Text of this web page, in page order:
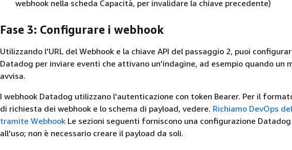
webhook nella scheda Capacità, per invalidare la chiave precedente)
Fase 3: Configurare i webhook
Utilizzando l'URL del Webhook e la chiave API del passaggio 2, puoi
Datadog per inviare eventi che attivano un'indagine, ad esempio quando un
avvisa.
I webhook Datadog utilizzano l'autenticazione con token Bearer. Per il
di richiesta dei webhook e lo schema di payload, vedere. Richiamo DevOps
tramite Webhook Le sezioni seguenti forniscono una configurazione
all'uso; non è necessario creare il payload da soli.